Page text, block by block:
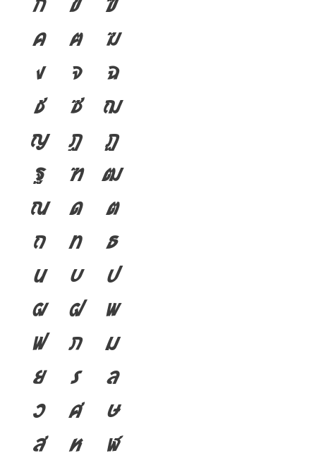
ก ข ฃ
ค ฅ ฆ
ง จ ฉ
ช ซ ฌ
ญ ฎ ฏ
ฐ ฑ ฒ
ณ ด ต
ถ ท ธ
น บ ป
ผ ฝ พ
ฟ ภ ม
ย ร ล
ว ศ ษ
ส ห ฬ